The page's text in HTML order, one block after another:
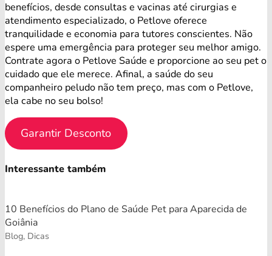
benefícios, desde consultas e vacinas até cirurgias e
atendimento especializado, o Petlove oferece
tranquilidade e economia para tutores conscientes. Não
espere uma emergência para proteger seu melhor amigo.
Contrate agora o Petlove Saúde e proporcione ao seu pet o
cuidado que ele merece. Afinal, a saúde do seu
companheiro peludo não tem preço, mas com o Petlove,
ela cabe no seu bolso!
Garantir Desconto
Interessante também
10 Benefícios do Plano de Saúde Pet para Aparecida de
Goiânia
Blog, Dicas